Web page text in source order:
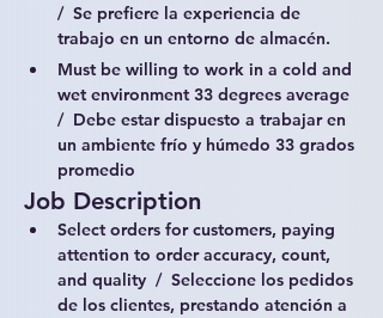
/  Se prefiere la experiencia de
trabajo en un entorno de almacén.
Must be willing to work in a cold and
wet environment 33 degrees average
/  Debe estar dispuesto a trabajar en
un ambiente frío y húmedo 33 grados
promedio
Job Description
Select orders for customers, paying
attention to order accuracy, count,
and quality  /  Seleccione los pedidos
de los clientes, prestando atención a